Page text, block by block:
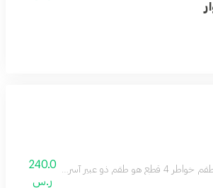
هو طقم ذو عبير آسر يحتوي علي عطر خواطر الذي يجمع بين اللمسات الشرقية الناعمة والنفحات الغربية الجذابة مزيج من الفريسيا والياسمين والكراميل
240.0
ر.س